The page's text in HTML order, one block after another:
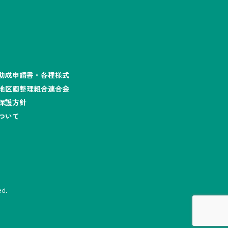
成申請書・各種様式
区画整理組合連合会
護方針
いて